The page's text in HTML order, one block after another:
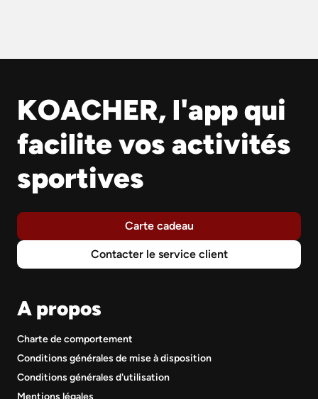
KOACHER, l'app qui
facilite vos activités
sportives
Carte cadeau
Contacter le service client
A propos
Charte de comportement
Conditions générales de mise à disposition
Conditions générales d'utilisation
Mentions légales